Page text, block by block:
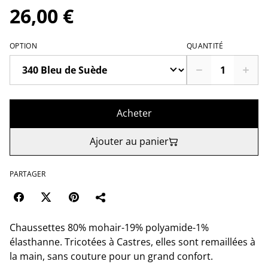
26,00 €
OPTION QUANTITÉ
Acheter
Ajouter au panier
PARTAGER
Chaussettes 80% mohair-19% polyamide-1%
élasthanne. Tricotées à Castres, elles sont remaillées à
la main, sans couture pour un grand confort.